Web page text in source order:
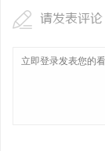
请发表评论